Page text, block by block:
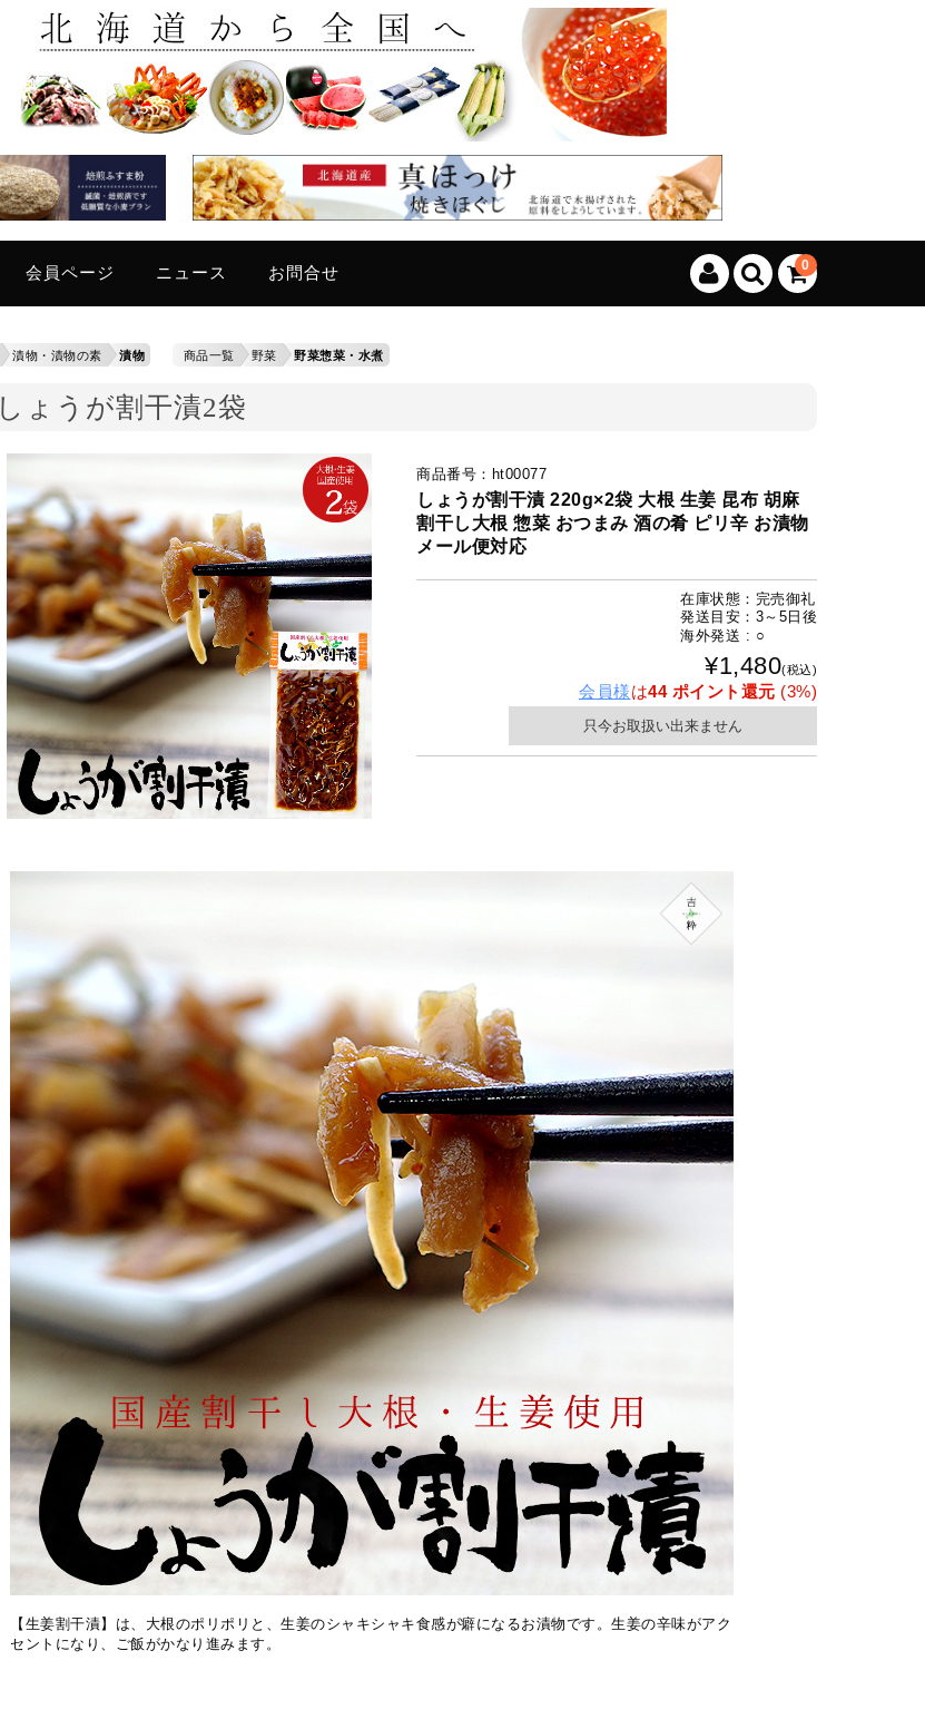
0
只今、カートに商品はございません。
(カゴの商品数:0種類、合計数:0)
会員ページ ニュース お問合せ
漬物・漬物の素 漬物 商品一覧 野菜 野菜惣菜・水煮
しょうが割干漬2袋
商品番号：ht00077
しょうが割干漬 220g×2袋 大根 生姜 昆布 胡麻
割干し大根 惣菜 おつまみ 酒の肴 ピリ辛 お漬物
メール便対応
在庫状態：完売御礼
発送目安：3～5日後
海外発送 : ○
¥1,480(税込)
会員様は44 ポイント還元 (3%)
只今お取扱い出来ません
【生姜割干漬】は、大根のポリポリと、生姜のシャキシャキ食感が癖になるお漬物です。生姜の辛味がアク
セントになり、ご飯がかなり進みます。